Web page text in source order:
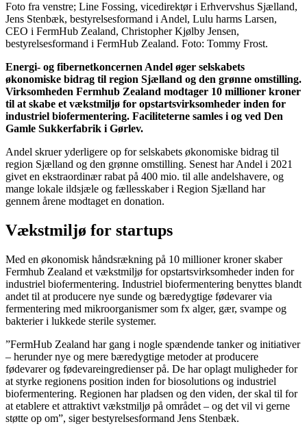
Foto fra venstre; Line Fossing, vicedirektør i Erhvervshus Sjælland,
Jens Stenbæk, bestyrelsesformand i Andel, Lulu harms Larsen,
CEO i FermHub Zealand, Christopher Kjølby Jensen,
bestyrelsesformand i FermHub Zealand. Foto: Tommy Frost.
Energi- og fibernetkoncernen Andel øger selskabets
økonomiske bidrag til region Sjælland og den grønne omstilling.
Virksomheden Fermhub Zealand modtager 10 millioner kroner
til at skabe et vækstmiljø for opstartsvirksomheder inden for
industriel biofermentering. Faciliteterne samles i og ved Den
Gamle Sukkerfabrik i Gørlev.
Andel skruer yderligere op for selskabets økonomiske bidrag til
region Sjælland og den grønne omstilling. Senest har Andel i 2021
givet en ekstraordinær rabat på 400 mio. til alle andelshavere, og
mange lokale ildsjæle og fællesskaber i Region Sjælland har
gennem årene modtaget en donation.
Vækstmiljø for startups
Med en økonomisk håndsrækning på 10 millioner kroner skaber
Fermhub Zealand et vækstmiljø for opstartsvirksomheder inden for
industriel biofermentering. Industriel biofermentering benyttes blandt
andet til at producere nye sunde og bæredygtige fødevarer via
fermentering med mikroorganismer som fx alger, gær, svampe og
bakterier i lukkede sterile systemer.
”FermHub Zealand har gang i nogle spændende tanker og initiativer
– herunder nye og mere bæredygtige metoder at producere
fødevarer og fødevareingredienser på. De har oplagt muligheder for
at styrke regionens position inden for biosolutions og industriel
biofermentering. Regionen har pladsen og den viden, der skal til for
at etablere et attraktivt vækstmiljø på området – og det vil vi gerne
støtte op om”, siger bestyrelsesformand Jens Stenbæk.